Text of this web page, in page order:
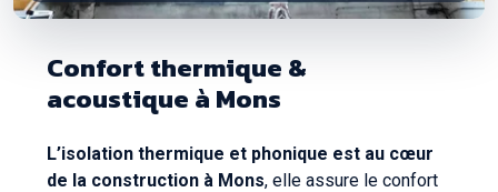
Confort thermique &
acoustique à Mons
L’isolation thermique et phonique est au cœur
de la construction à Mons, elle assure le confort